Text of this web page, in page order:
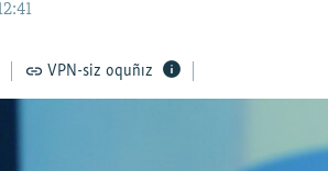
VPN-siz oquñız